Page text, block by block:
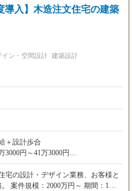
回(2月)、賞与年2回(1月・7月)
ついては、営業成果(売上粗利額)に
導入】木造注文住宅の建築
イン・空間設計 建築設計
＋設計歩合
3000円～41万3000円
代を含む
を含む
験・能力・資格などにて決定しま
宅の設計・デザイン業務、お客様と
案件規模：2000万円～ 期間：1週